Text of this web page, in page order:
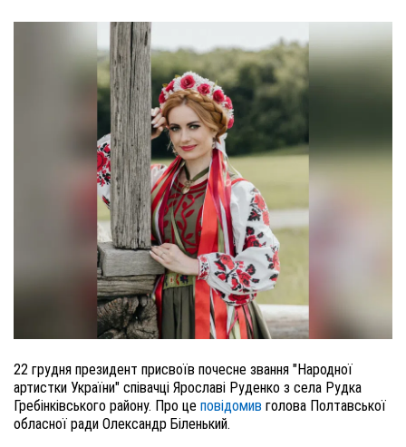
22 грудня президент присвоїв почесне звання "Народної
артистки України" співачці Ярославі Руденко з села Рудка
Гребінківського району. Про це повідомив голова Полтавської
обласної ради Олександр Біленький.